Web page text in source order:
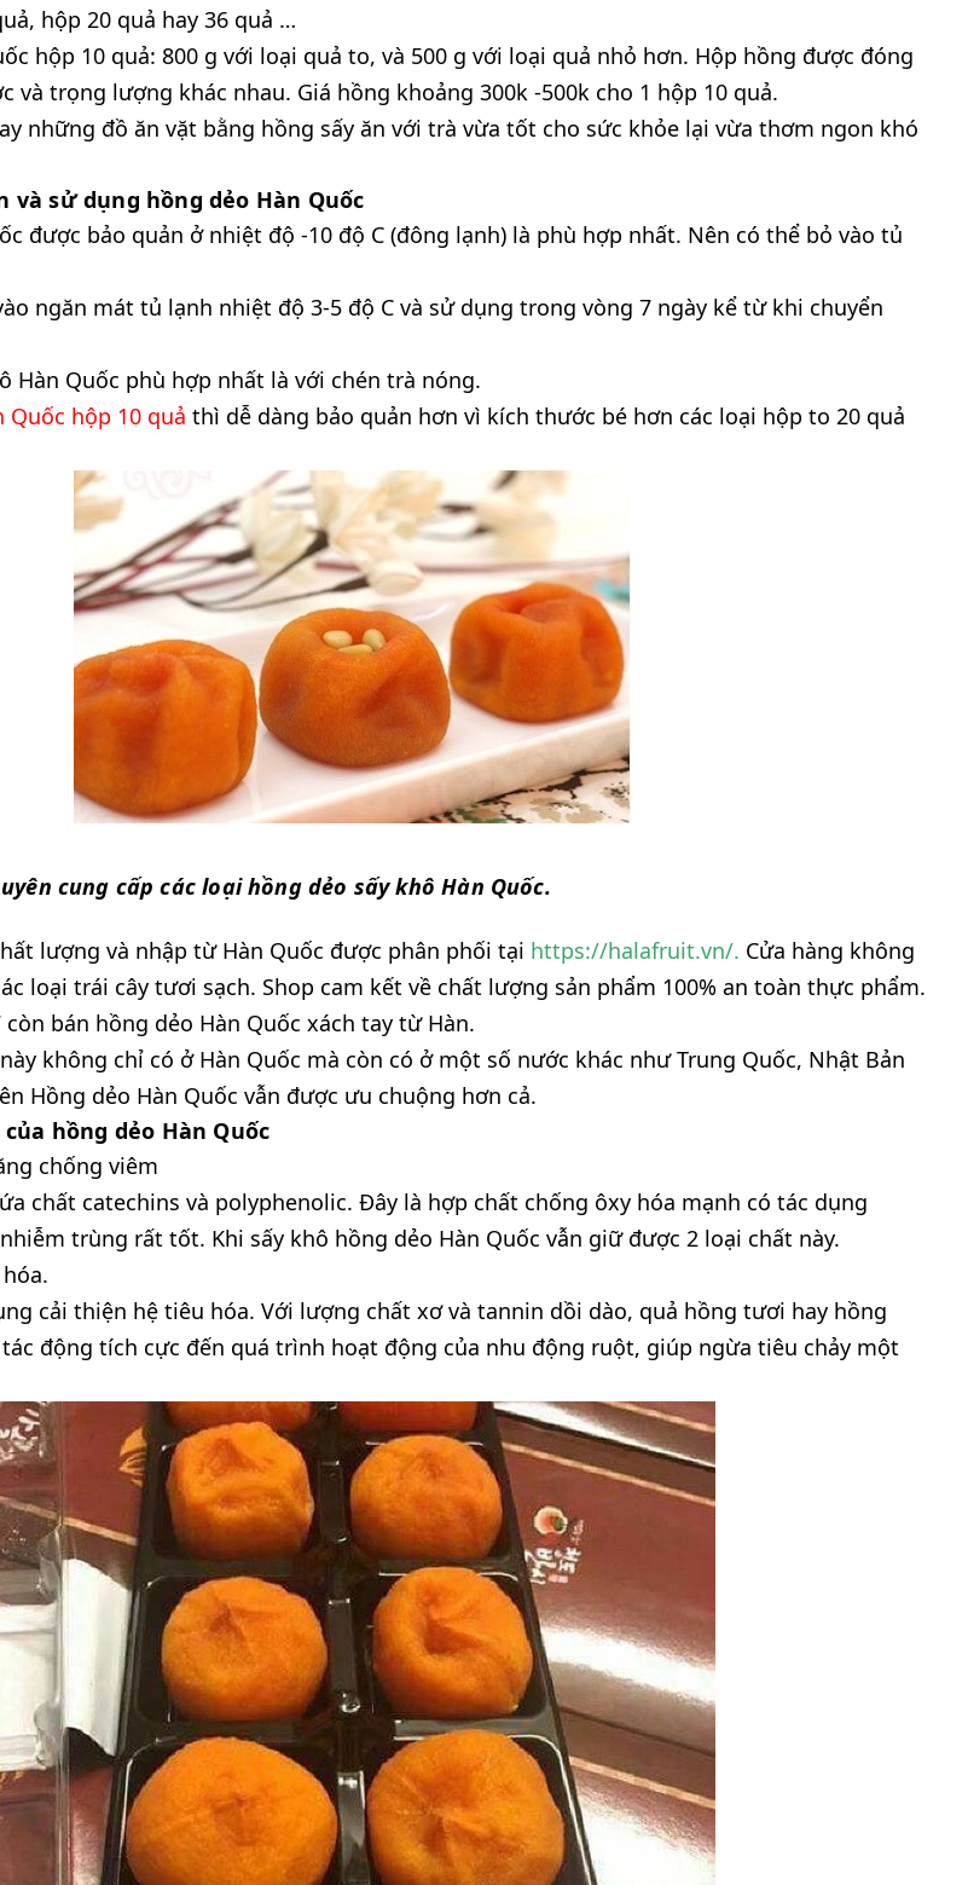
hộp 20 quả hay 36 quả …
hộp 10 quả: 800 g với loại quả to, và 500 g với loại quả nhỏ hơn. Hộp hồng được đóng
và trọng lượng khác nhau. Giá hồng khoảng 300k -500k cho 1 hộp 10 quả.
những đồ ăn vặt bằng hồng sấy ăn với trà vừa tốt cho sức khỏe lại vừa thơm ngon khó
và sử dụng hồng dẻo Hàn Quốc
được bảo quản ở nhiệt độ -10 độ C (đông lạnh) là phù hợp nhất. Nên có thể bỏ vào tủ
ngăn mát tủ lạnh nhiệt độ 3-5 độ C và sử dụng trong vòng 7 ngày kể từ khi chuyển
Hàn Quốc phù hợp nhất là với chén trà nóng.
Quốc hộp 10 quả thì dễ dàng bảo quản hơn vì kích thước bé hơn các loại hộp to 20 quả
cung cấp các loại hồng dẻo sấy khô Hàn Quốc.
lượng và nhập từ Hàn Quốc được phân phối tại https://halafruit.vn/. Cửa hàng không
loại trái cây tươi sạch. Shop cam kết về chất lượng sản phẩm 100% an toàn thực phẩm.
còn bán hồng dẻo Hàn Quốc xách tay từ Hàn.
không chỉ có ở Hàn Quốc mà còn có ở một số nước khác như Trung Quốc, Nhật Bản
Hồng dẻo Hàn Quốc vẫn được ưu chuộng hơn cả.
hồng dẻo Hàn Quốc
chống viêm
chất catechins và polyphenolic. Đây là hợp chất chống ôxy hóa mạnh có tác dụng
trùng rất tốt. Khi sấy khô hồng dẻo Hàn Quốc vẫn giữ được 2 loại chất này.
cải thiện hệ tiêu hóa. Với lượng chất xơ và tannin dồi dào, quả hồng tươi hay hồng
động tích cực đến quá trình hoạt động của nhu động ruột, giúp ngừa tiêu chảy một